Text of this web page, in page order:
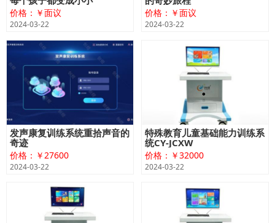
价格：￥面议
2024-03-22
价格：￥面议
2024-03-22
发声康复训练系统重拾声音的
奇迹
价格：￥27600
2024-03-22
特殊教育儿童基础能力训练系
统CY-JCXW
价格：￥32000
2024-03-22